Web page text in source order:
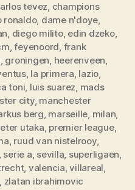
tevez, champions
ronaldo, dame n'doye,
, diego milito, edin dzeko,
,feyenoord, frank
, groningen, heerenveen,
, la primera, lazio,
toni, luis suarez, mads
city, manchester
berg, marseille, milan,
utaka, premier league,
, ruud van nistelrooy,
, serie a, sevilla, superligaen,
, valencia,villareal,
, zlatan ibrahimovic